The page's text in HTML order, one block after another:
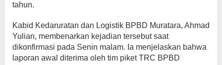
tahun.
Kabid Kedaruratan dan Logistik BPBD Muratara, Ahmad
Yulian, membenarkan kejadian tersebut saat
dikonfirmasi pada Senin malam. Ia menjelaskan bahwa
laporan awal diterima oleh tim piket TRC BPBD